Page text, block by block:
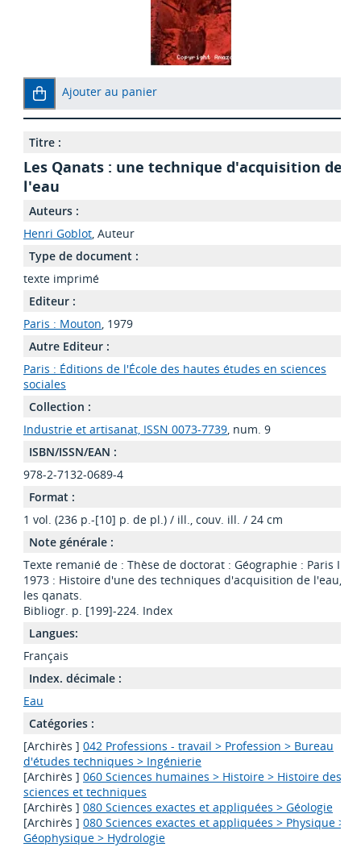
Ajouter au panier
Titre :
Les Qanats : une technique d'acquisition de
l'eau
Auteurs :
Henri Goblot, Auteur
Type de document :
texte imprimé
Editeur :
Paris : Mouton, 1979
Autre Editeur :
Paris : Éditions de l'École des hautes études en sciences
sociales
Collection :
Industrie et artisanat, ISSN 0073-7739, num. 9
ISBN/ISSN/EAN :
978-2-7132-0689-4
Format :
1 vol. (236 p.-[10] p. de pl.) / ill., couv. ill. / 24 cm
Note générale :
Texte remanié de : Thèse de doctorat : Géographie : Paris I :
1973 : Histoire d'une des techniques d'acquisition de l'eau,
les qanats.
Bibliogr. p. [199]-224. Index
Langues:
Français
Index. décimale :
Eau
Catégories :
[Archirès ] 042 Professions - travail > Profession > Bureau
d'études techniques > Ingénierie
[Archirès ] 060 Sciences humaines > Histoire > Histoire des
sciences et techniques
[Archirès ] 080 Sciences exactes et appliquées > Géologie
[Archirès ] 080 Sciences exactes et appliquées > Physique >
Géophysique > Hydrologie